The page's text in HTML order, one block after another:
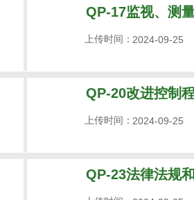
QP-17监视、测
2024-09-25
上传时间：
QP-20改进控制
2024-09-25
上传时间：
QP-23法律法规